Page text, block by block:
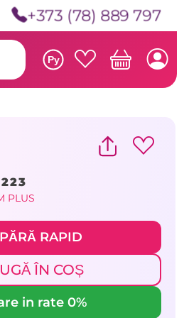
+373 (78) 889 797
Ру
PLUS
RAPID
ÎN COȘ
in rate 0%